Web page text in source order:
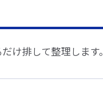
け排して整理します。